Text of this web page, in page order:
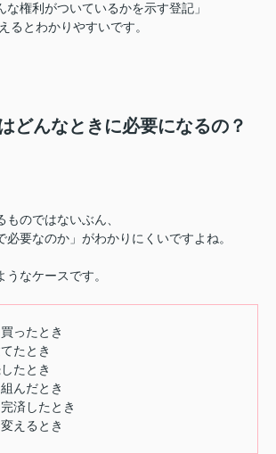
な権利がついているかを示す登記」
るとわかりやすいです。
どんなときに必要になるの？
のではないぶん、
必要なのか」がわかりにくいですよね。
なケースです。
ったとき
たとき
たとき
んだとき
済したとき
えるとき